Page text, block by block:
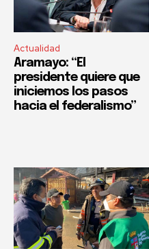
Actualidad
Aramayo: “El
presidente quiere que
iniciemos los pasos
hacia el federalismo”